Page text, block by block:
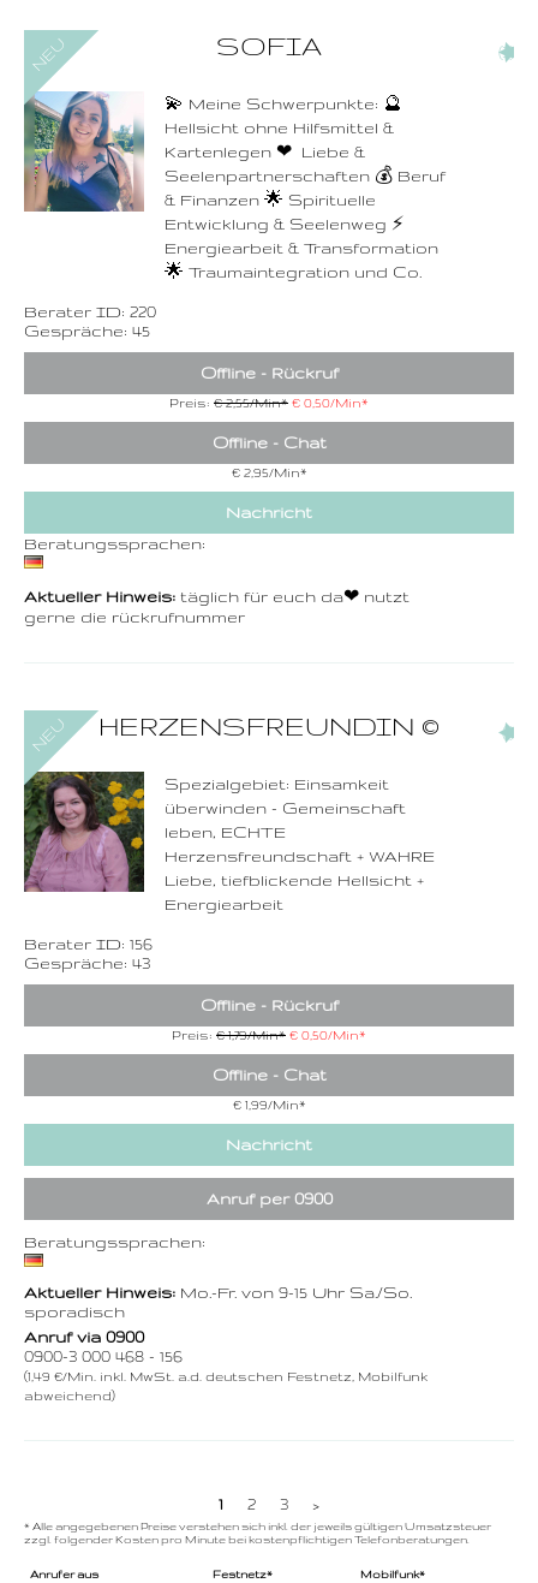
SOFIA (3)
💫 Meine Schwerpunkte: 🔮
Hellsicht ohne Hilfsmittel &
Kartenlegen ❤ ️ Liebe &
Seelenpartnerschaften 💰 Beruf
& Finanzen 🌟 Spirituelle
Entwicklung & Seelenweg ⚡
Energiearbeit & Transformation
🌟 Traumaintegration und Co.
Berater ID: 220
Gespräche: 45
Offline - Rückruf
Preis: € 2,55/Min* € 0,50/Min*
Offline - Chat
€ 2,95/Min*
Nachricht
0900-3 000 468 - 220
1,49 €/Min. inkl. MwSt.
Wählen Sie diese
Rufnummer inklusive
dem Beratercode
Zurück
Beratungssprachen:
Aktueller Hinweis: täglich für euch da❤ ️nutzt
gerne die rückrufnummer
HERZENSFREUNDIN © (1)
Spezialgebiet: Einsamkeit
überwinden - Gemeinschaft
leben, ECHTE
Herzensfreundschaft + WAHRE
Liebe, tiefblickende Hellsicht +
Energiearbeit
Berater ID: 156
Gespräche: 43
Offline - Rückruf
Preis: € 1,79/Min* € 0,50/Min*
Offline - Chat
€ 1,99/Min*
Nachricht
Anruf per 0900
0900-3 000 468 - 156
1,49 €/Min. inkl. MwSt.
Wählen Sie diese
Rufnummer inklusive
dem Beratercode
Zurück
Beratungssprachen:
Aktueller Hinweis: Mo.-Fr. von 9-15 Uhr Sa./So.
sporadisch
Anruf via 0900
0900-3 000 468 - 156
(1,49 €/Min. inkl. MwSt. a.d. deutschen Festnetz, Mobilfunk
abweichend)
1 2 3 >
* Alle angegebenen Preise verstehen sich inkl. der jeweils gültigen Umsatzsteuer
zzgl. folgender Kosten pro Minute bei kostenpflichtigen Telefonberatungen.
Anrufer aus Festnetz*
Mobilfunk*